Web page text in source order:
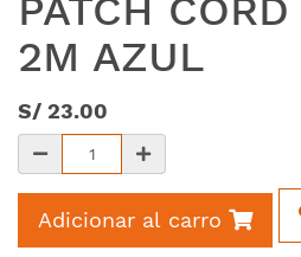
PATCH
2M AZUL
S/ 23.00
Adicionar al carro